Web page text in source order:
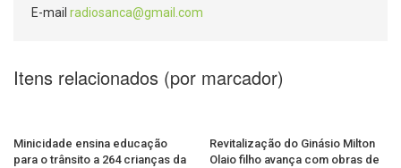
E-mail radiosanca@gmail.com
Itens relacionados (por marcador)
Minicidade ensina educação
para o trânsito a 264 crianças da
Revitalização do Ginásio Milton
Olaio filho avança com obras de